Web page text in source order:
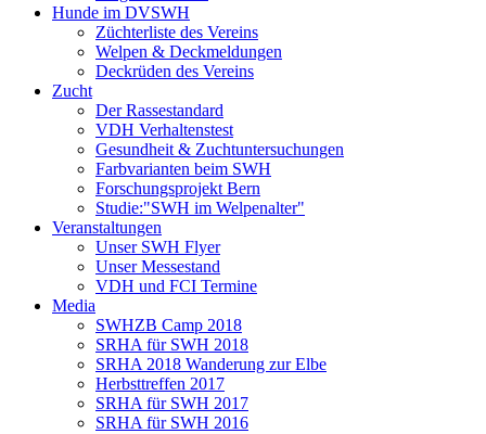
Hunde im DVSWH
Züchterliste des Vereins
Welpen & Deckmeldungen
Deckrüden des Vereins
Zucht
Der Rassestandard
VDH Verhaltenstest
Gesundheit & Zuchtuntersuchungen
Farbvarianten beim SWH
Forschungsprojekt Bern
Studie:"SWH im Welpenalter"
Veranstaltungen
Unser SWH Flyer
Unser Messestand
VDH und FCI Termine
Media
SWHZB Camp 2018
SRHA für SWH 2018
SRHA 2018 Wanderung zur Elbe
Herbsttreffen 2017
SRHA für SWH 2017
SRHA für SWH 2016